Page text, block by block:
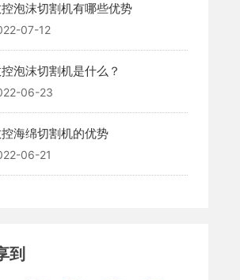
泡沫切割机有哪些优势
07-12
泡沫切割机是什么？
06-23
海绵切割机的优势
06-21
到